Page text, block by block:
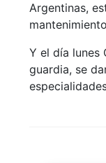
Argentinas,
Y el día lunes
guardia, se